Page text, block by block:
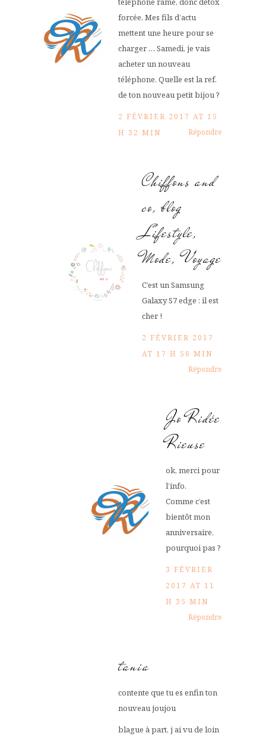
forcée. Mes fils d’actu
mettent une heure pour se
charger … Samedi, je vais
acheter un nouveau
téléphone. Quelle est la ref.
de ton nouveau petit bijou ?
2 FÉVRIER 2017 AT 15
H 32 MIN
Répondre
Chiffons and
co, blog
Lifestyle,
Mode, Voyage
C’est un Samsung
Galaxy S7 edge : il est
cher !
2 FÉVRIER 2017
AT 17 H 56 MIN
Répondre
Jo Ridée
Rieuse
ok, merci pour
l’info.
Comme c’est
bientôt mon
anniversaire,
pourquoi pas ?
3 FÉVRIER
2017 AT 11
H 35 MIN
Répondre
tania
contente que tu es enfin ton
nouveau joujou
blague à part, j ai vu de loin